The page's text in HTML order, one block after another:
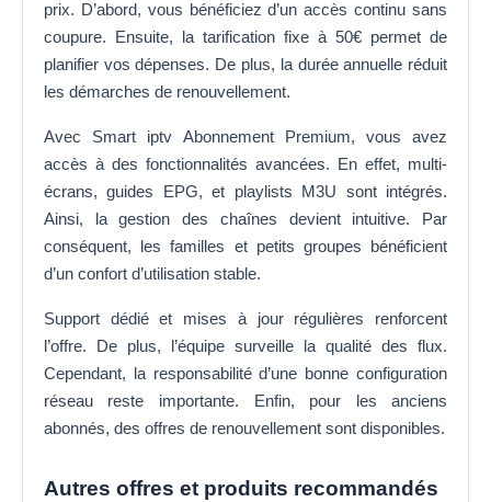
prix. D’abord, vous bénéficiez d’un accès continu sans
coupure. Ensuite, la tarification fixe à 50€ permet de
planifier vos dépenses. De plus, la durée annuelle réduit
les démarches de renouvellement.
Avec Smart iptv Abonnement Premium, vous avez
accès à des fonctionnalités avancées. En effet, multi-
écrans, guides EPG, et playlists M3U sont intégrés.
Ainsi, la gestion des chaînes devient intuitive. Par
conséquent, les familles et petits groupes bénéficient
d’un confort d’utilisation stable.
Support dédié et mises à jour régulières renforcent
l’offre. De plus, l’équipe surveille la qualité des flux.
Cependant, la responsabilité d’une bonne configuration
réseau reste importante. Enfin, pour les anciens
abonnés, des offres de renouvellement sont disponibles.
Autres offres et produits recommandés